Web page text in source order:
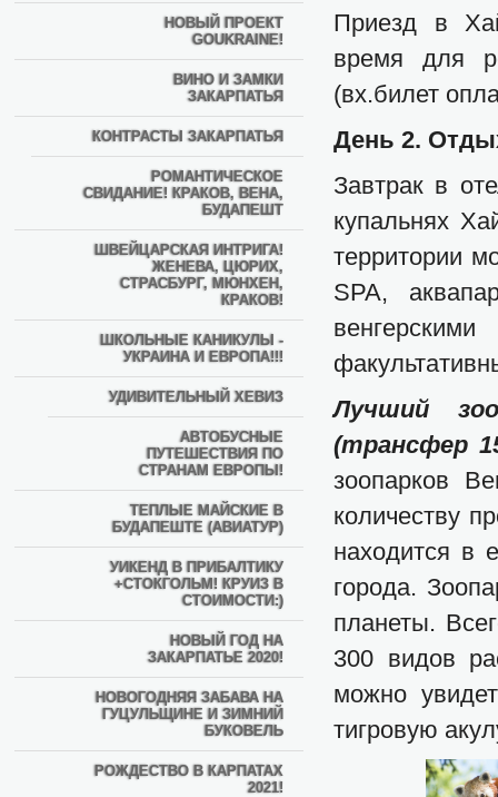
НОВЫЙ ПРОЕКТ
GOUKRAINE!
ВИНО И ЗАМКИ
ЗАКАРПАТЬЯ
КОНТРАСТЫ ЗАКАРПАТЬЯ
РОМАНТИЧЕСКОЕ
СВИДАНИЕ! КРАКОВ, ВЕНА,
БУДАПЕШТ
ШВЕЙЦАРСКАЯ ИНТРИГА!
ЖЕНЕВА, ЦЮРИХ,
СТРАСБУРГ, МЮНХЕН,
КРАКОВ!
ШКОЛЬНЫЕ КАНИКУЛЫ -
УКРАИНА И ЕВРОПА!!!
УДИВИТЕЛЬНЫЙ ХЕВИЗ
АВТОБУСНЫЕ
ПУТЕШЕСТВИЯ ПО
СТРАНАМ ЕВРОПЫ!
ТЕПЛЫЕ МАЙСКИЕ В
БУДАПЕШТЕ (АВИАТУР)
УИКЕНД В ПРИБАЛТИКУ
+СТОКГОЛЬМ! КРУИЗ В
СТОИМОСТИ:)
НОВЫЙ ГОД НА
ЗАКАРПАТЬЕ 2020!
НОВОГОДНЯЯ ЗАБАВА НА
ГУЦУЛЬЩИНЕ И ЗИМНИЙ
БУКОВЕЛЬ
РОЖДЕСТВО В КАРПАТАХ
2021!
Приезд в
время для
(вх.билет
День 2.
Завтрак в
купальнях
территории
SPA,
Лучший
(трансфер
зоопарков
количеству
находится в
города.
планеты.
300 видов
можно
тигровую